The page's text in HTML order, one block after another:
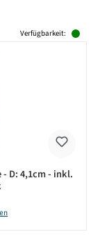
Verfügbarkeit:
- D: 4,1cm - inkl.